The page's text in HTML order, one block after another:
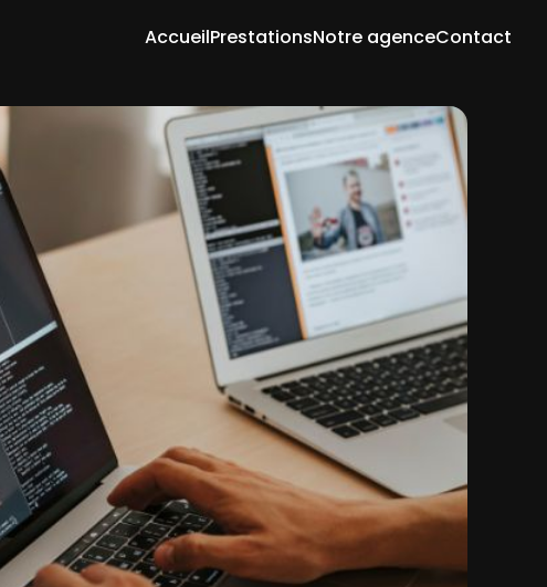
AccueilPrestationsNotre agenceContact